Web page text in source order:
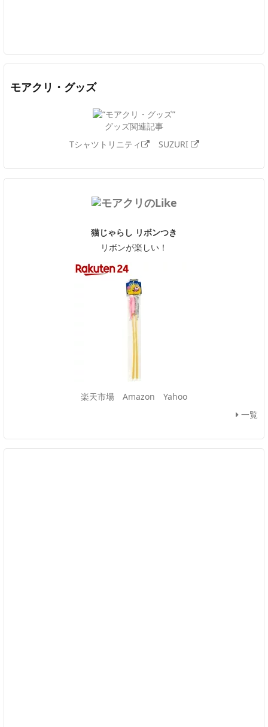
モアクリ・グッズ
グッズ関連記事
Tシャツトリニティ
SUZURI
猫じゃらし リボンつき
リボンが楽しい！
楽天市場 Amazon
Yahoo
一覧